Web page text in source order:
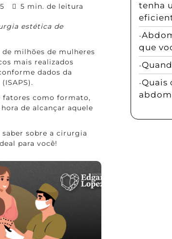
5 min. de leitura
estética de
milhões de mulheres
mais realizados
dados da
fatores como formato,
de alcançar aquele
sobre a cirurgia
para você!
tenha
que
Quais